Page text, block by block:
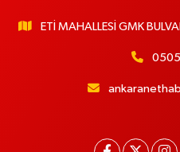
ETİ MAHALLESİ GMK